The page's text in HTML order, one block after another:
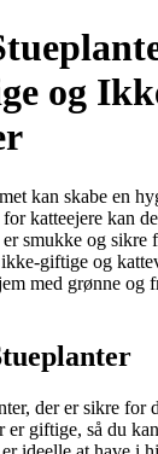
og
kan skabe en
katteejere kan
smukke og sikre
giftige og
med grønne og
der er sikre for
er giftige, så du